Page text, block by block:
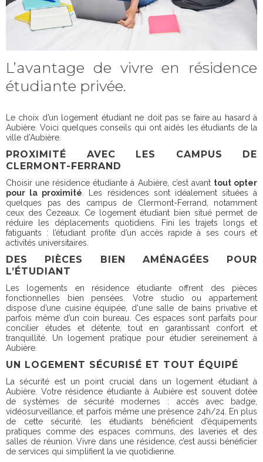
L’avantage de vivre en résidence
étudiante privée.
Le choix d’un logement étudiant ne doit pas se faire au hasard à
Aubière. Voici quelques conseils qui ont aidés les étudiants de la
ville d’Aubière.
PROXIMITÉ AVEC LES CAMPUS DE
CLERMONT-FERRAND
Choisir une résidence étudiante à Aubière, c’est avant tout opter
pour la proximité . Les résidences sont idéalement situées à
quelques pas des campus de Clermont-Ferrand, notamment
ceux des Cezeaux. Ce logement étudiant bien situé permet de
réduire les déplacements quotidiens. Fini les trajets longs et
fatiguants : l’étudiant profite d’un accès rapide à ses cours et
activités universitaires.
DES PIÈCES BIEN AMÉNAGÉES POUR
L’ÉTUDIANT
Les logements en résidence étudiante offrent des pièces
fonctionnelles bien pensées. Votre studio ou appartement
dispose d’une cuisine équipée, d'une salle de bains privative et
parfois même d’un coin bureau. Ces espaces sont parfaits pour
concilier études et détente, tout en garantissant confort et
tranquillité. Un logement pratique pour étudier sereinement à
Aubière.
UN LOGEMENT SÉCURISÉ ET TOUT ÉQUIPÉ
La sécurité est un point crucial dans un logement étudiant à
Aubière. Votre résidence étudiante à Aubière est souvent dotée
de systèmes de sécurité modernes : accès avec badge,
vidéosurveillance, et parfois même une présence 24h/24. En plus
de cette sécurité, les étudiants bénéficient d’équipements
pratiques comme des espaces communs, des laveries et des
salles de réunion. Vivre dans une résidence, c’est aussi bénéficier
de services qui simplifient la vie quotidienne.